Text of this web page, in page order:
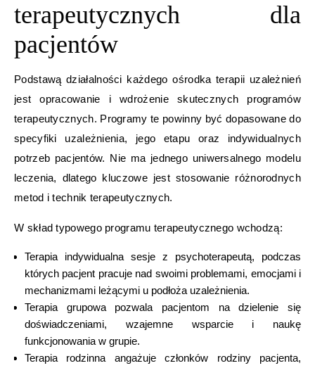
terapeutycznych dla
pacjentów
Podstawą działalności każdego ośrodka terapii uzależnień
jest opracowanie i wdrożenie skutecznych programów
terapeutycznych. Programy te powinny być dopasowane do
specyfiki uzależnienia, jego etapu oraz indywidualnych
potrzeb pacjentów. Nie ma jednego uniwersalnego modelu
leczenia, dlatego kluczowe jest stosowanie różnorodnych
metod i technik terapeutycznych.
W skład typowego programu terapeutycznego wchodzą:
Terapia indywidualna sesje z psychoterapeutą, podczas
których pacjent pracuje nad swoimi problemami, emocjami i
mechanizmami leżącymi u podłoża uzależnienia.
Terapia grupowa pozwala pacjentom na dzielenie się
doświadczeniami, wzajemne wsparcie i naukę
funkcjonowania w grupie.
Terapia rodzinna angażuje członków rodziny pacjenta,